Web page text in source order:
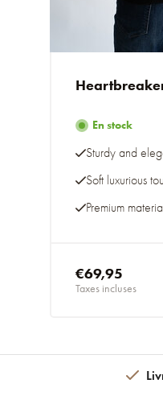
En stock
Sturdy and
Soft luxurious
Premium
€69,95
Taxes incluses